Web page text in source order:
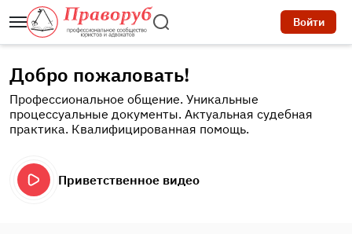
Войти
Добро пожаловать!
Профессиональное общение. Уникальные
процессуальные документы. Актуальная судебная
практика. Квалифицированная помощь.
Приветственное видео